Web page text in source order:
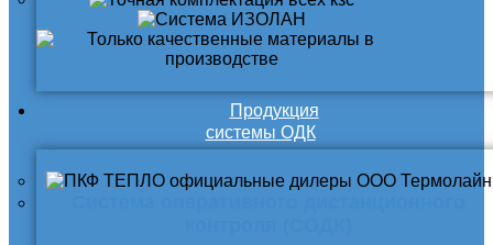
Продукция
системы ОДК